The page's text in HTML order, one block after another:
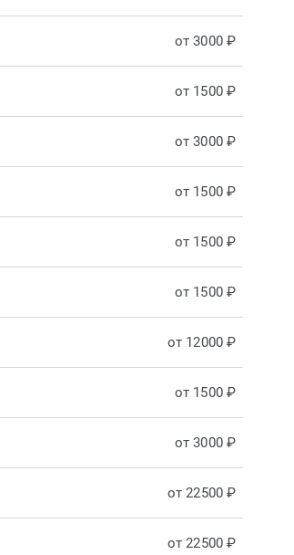
от 3000 ₽
от 1500 ₽
от 3000 ₽
от 1500 ₽
от 1500 ₽
от 1500 ₽
от 12000 ₽
от 1500 ₽
от 3000 ₽
от 22500 ₽
от 22500 ₽